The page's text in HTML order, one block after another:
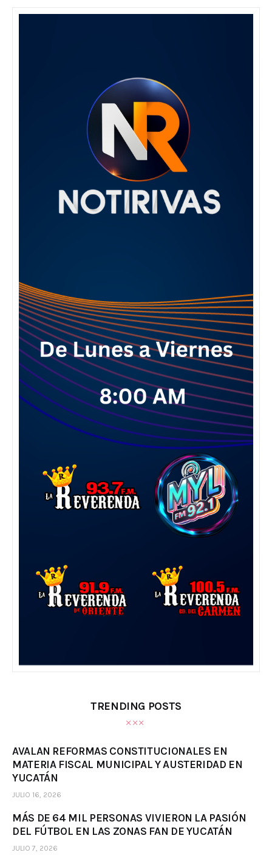
TRENDING POSTS
AVALAN REFORMAS CONSTITUCIONALES EN
MATERIA FISCAL MUNICIPAL Y AUSTERIDAD EN
YUCATÁN
JULIO 16, 2026
MÁS DE 64 MIL PERSONAS VIVIERON LA PASIÓN
DEL FÚTBOL EN LAS ZONAS FAN DE YUCATÁN
JULIO 7, 2026